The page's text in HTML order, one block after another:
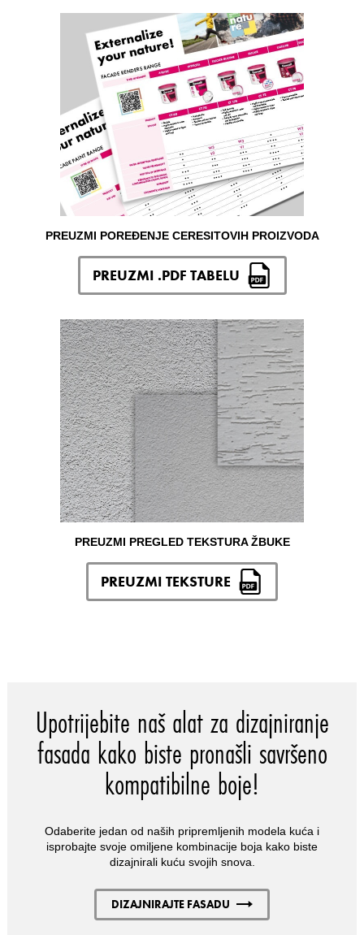
PREUZMI POREĐENJE CERESITOVIH PROIZVODA
PREUZMI .PDF TABELU
PREUZMI PREGLED TEKSTURA ŽBUKE
PREUZMI TEKSTURE
Upotrijebite naš alat za dizajniranje
fasada kako biste pronašli savršeno
kompatibilne boje!
Odaberite jedan od naših pripremljenih modela kuća i
isprobajte svoje omiljene kombinacije boja kako biste
dizajnirali kuću svojih snova.
DIZAJNIRAJTE FASADU